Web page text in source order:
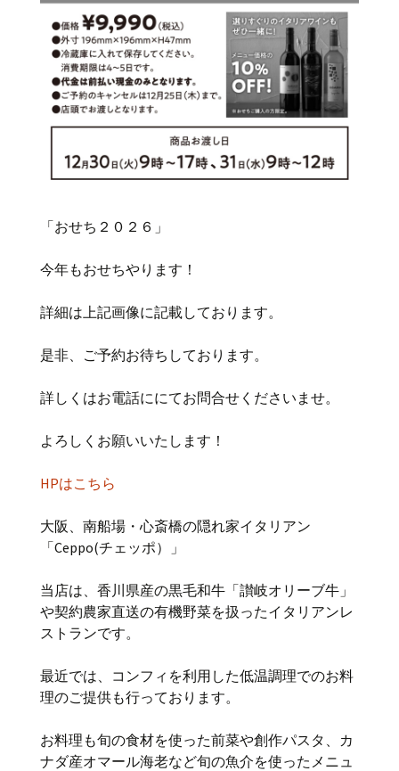
「おせち２０２６」
今年もおせちやります！
詳細は上記画像に記載しております。
是非、ご予約お待ちしております。
詳しくはお電話ににてお問合せくださいませ。
よろしくお願いいたします！
HPはこちら
大阪、南船場・心斎橋の隠れ家イタリアン
「Ceppo(チェッポ）」
当店は、香川県産の黒毛和牛「讃岐オリーブ牛」
や契約農家直送の有機野菜を扱ったイタリアンレ
ストランです。
最近では、コンフィを利用した低温調理でのお料
理のご提供も行っております。
お料理も旬の食材を使った前菜や創作パスタ、カ
ナダ産オマール海老など旬の魚介を使ったメニュ